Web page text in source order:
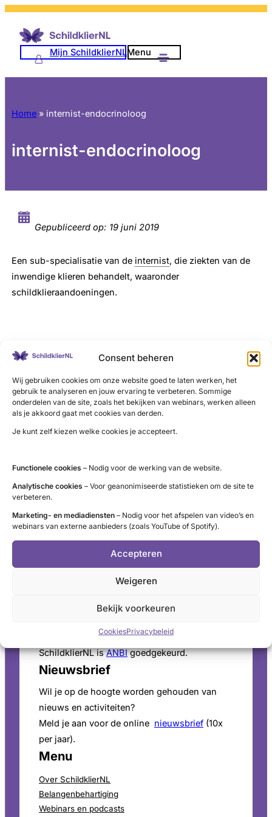
Consent beheren
Wij gebruiken cookies om onze website goed te laten werken, het
gebruik te analyseren en jouw ervaring te verbeteren. Sommige
onderdelen van de site, zoals het bekijken van webinars, werken alleen
als je akkoord gaat met cookies van derden.
Je kunt zelf kiezen welke cookies je accepteert.
Functionele cookies – Nodig voor de werking van de website.
Analytische cookies – Voor geanonimiseerde statistieken om de site te
verbeteren.
Marketing- en mediadiensten – Nodig voor het afspelen van video’s en
webinars van externe aanbieders (zoals YouTube of Spotify).
Accepteren
Weigeren
Bekijk voorkeuren
CookiesPrivacybeleid
Mijn SchildklierNLMenu
Home » internist-endocrinoloog
internist-endocrinoloog
Gepubliceerd op: 19 juni 2019
Een sub-specialisatie van de internist, die ziekten van de
inwendige klieren behandelt, waaronder
schildklieraandoeningen.
LinkedIn
X YouTube
Instagram
Facebook
Contact
tel. 085 – 489 12 36
info@schildklier.nl
Postbus 60, 3940 AB Doorn
Schildkliertelefoon
Voor een luisterend oor, informatie en
vragen. Ga naar deopeningstijden
perspagina.
SchildklierNL isANBIgoedgekeurd.
Nieuwsbrief
Wil je op de hoogte worden gehouden van
nieuws en activiteiten?
Meld je aan voor de online nieuwsbrief (10x
per jaar).
Menu
Over SchildklierNL
Belangenbehartiging
Webinars en podcasts